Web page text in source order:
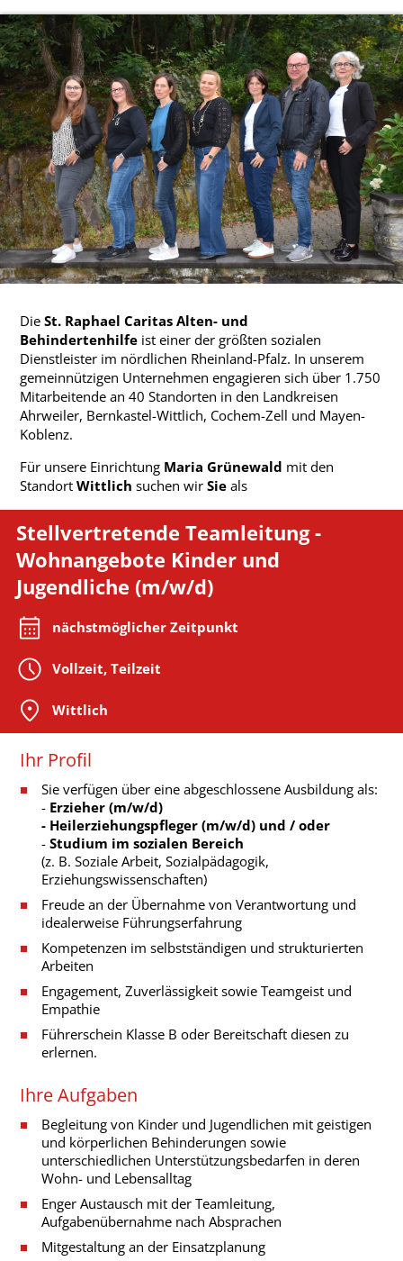
DieSt. Raphael Caritas Alten- und
Behindertenhilfe ist einer der größten sozialen
Dienstleister im nördlichen Rheinland-Pfalz. In unserem
gemeinnützigen Unternehmen engagieren sich über 1.750
Mitarbeitende an 40 Standorten in den Landkreisen
Ahrweiler, Bernkastel-Wittlich, Cochem-Zell und Mayen-
Koblenz.
Für unsere Einrichtung Maria Grünewald mit den
StandortWittlich suchen wirSie als
Stellvertretende Teamleitung -
Wohnangebote Kinder und
Jugendliche (m/w/d)
nächstmöglicher Zeitpunkt
Vollzeit, Teilzeit
Wittlich
Ihr Profil
Sie verfügen über eine abgeschlossene Ausbildung als:
- Erzieher (m/w/d)
- Heilerziehungspfleger (m/w/d) und / oder
-Studium im sozialen Bereich
(z. B. Soziale Arbeit, Sozialpädagogik,
Erziehungswissenschaften)
Freude an der Übernahme von Verantwortung und
idealerweise Führungserfahrung
Kompetenzen im selbstständigen und strukturierten
Arbeiten
Engagement, Zuverlässigkeit sowie Teamgeist und
Empathie
Führerschein Klasse B oder Bereitschaft diesen zu
erlernen.
Ihre Aufgaben
Begleitung von Kinder und Jugendlichen mit geistigen
und körperlichen Behinderungen sowie
unterschiedlichen Unterstützungsbedarfen in deren
Wohn- und Lebensalltag
Enger Austausch mit der Teamleitung,
Aufgabenübernahme nach Absprachen
Mitgestaltung an der Einsatzplanung